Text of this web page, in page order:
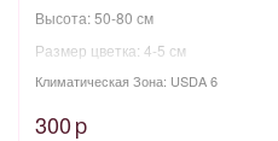
Высота: 50-80 см
Размер цветка: 4-5 см
Климатическая Зона: USDA 6
300 p